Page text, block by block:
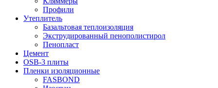
Профили
Утеплитель
Базальтовая теплоизоляция
Экструдированный пенополистирол
Пенопласт
Цемент
OSB-3 плиты
Пленки изоляционные
FASBOND